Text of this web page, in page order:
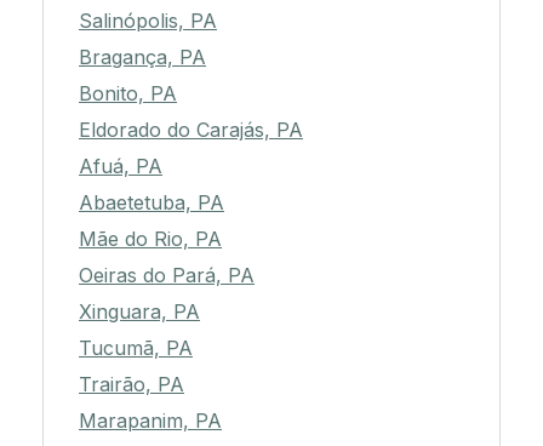
Salinópolis, PA
Bragança, PA
Bonito, PA
Eldorado do Carajás, PA
Afuá, PA
Abaetetuba, PA
Mãe do Rio, PA
Oeiras do Pará, PA
Xinguara, PA
Tucumã, PA
Trairão, PA
Marapanim, PA